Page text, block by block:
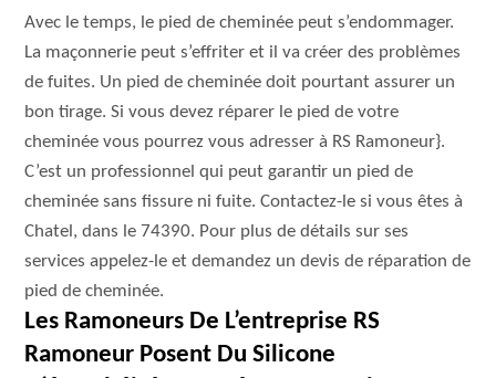
Avec le temps, le pied de cheminée peut s’endommager.
La maçonnerie peut s’effriter et il va créer des problèmes
de fuites. Un pied de cheminée doit pourtant assurer un
bon tirage. Si vous devez réparer le pied de votre
cheminée vous pourrez vous adresser à RS Ramoneur}.
C’est un professionnel qui peut garantir un pied de
cheminée sans fissure ni fuite. Contactez-le si vous êtes à
Chatel, dans le 74390. Pour plus de détails sur ses
services appelez-le et demandez un devis de réparation de
pied de cheminée.
Les Ramoneurs De L’entreprise RS
Ramoneur Posent Du Silicone